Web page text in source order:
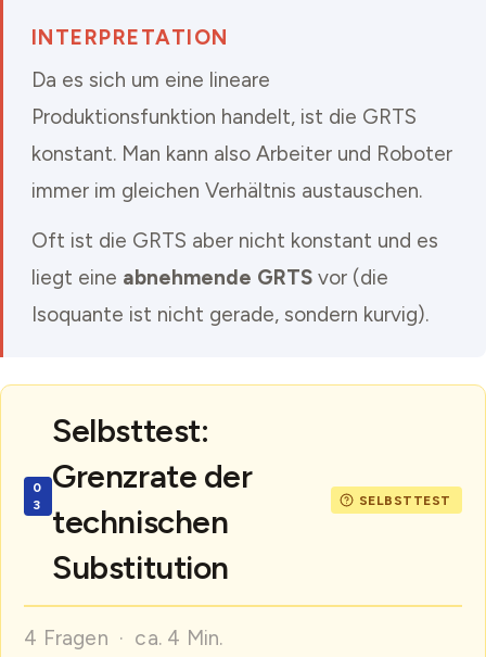
INTERPRETATION
Da es sich um eine lineare
Produktionsfunktion handelt, ist die GRTS
konstant. Man kann also Arbeiter und Roboter
immer im gleichen Verhältnis austauschen.
Oft ist die GRTS aber nicht konstant und es
liegt eine abnehmende GRTSvor (die
Isoquante ist nicht gerade, sondern kurvig).
Selbsttest:
Grenzrate der
technischen
Substitution
4 Fragen · ca. 4 Min.